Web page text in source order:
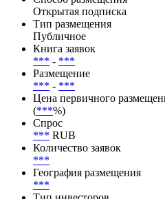
Открытая подписка
Тип размещения
Публичное
Книга заявок
*** - ***
Размещение
*** - ***
Цена первичного
(***%)
Спрос
*** RUB
Количество заявок
***
География размещения
***